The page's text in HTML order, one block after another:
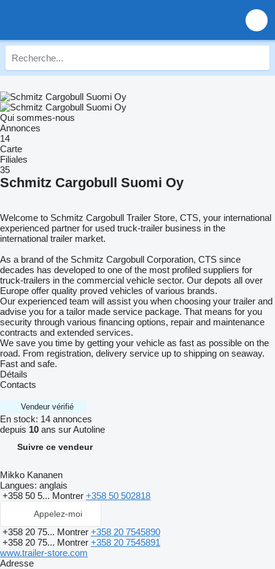
Qui sommes-nous
Annonces
14
Carte
Filiales
35
Schmitz Cargobull Suomi Oy
Welcome to Schmitz Cargobull Trailer Store, CTS, your international
experienced partner for used truck-trailer business in the
international trailer market.
As a brand of the Schmitz Cargobull Corporation, CTS since
decades has developed to one of the most profiled suppliers for
truck-trailers in the commercial vehicle sector. Our depots all over
Europe offer quality proved vehicles of various brands.
Our experienced team will assist you when choosing your trailer and
advise you for a tailor made service package. That means for you
security through various financing options, repair and maintenance
contracts and extended services.
We save you time by getting your vehicle as fast as possible on the
road. From registration, delivery service up to shipping on seaway.
Fast and safe.
Détails
Contacts
Vendeur vérifié
En stock: 14 annonces
depuis 10 ans sur Autoline
Suivre ce vendeur
Mikko Kananen
Langues: anglais
+358 50 5... Montrer +358 50 502818
Appelez-moi
+358 20 75... Montrer +358 20 7545890
+358 20 75... Montrer +358 20 7545891
www.trailer-store.com
Adresse